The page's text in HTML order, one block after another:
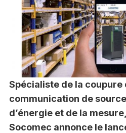
Spécialiste de la coupure
communication de
d’énergie et de la
Socomec annonce le